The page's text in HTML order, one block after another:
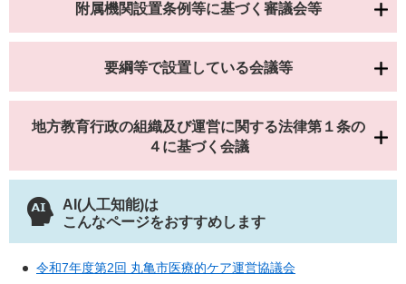
附属機関設置条例等に基づく審議会等
要綱等で設置している会議等
地方教育行政の組織及び運営に関する法律第１条の
４に基づく会議
AI(人工知能)は
こんなページをおすすめします
令和7年度第2回 丸亀市医療的ケア運営協議会